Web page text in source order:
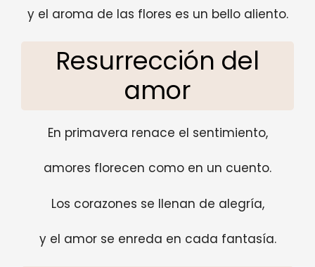
y el aroma de las flores es un bello aliento.
Resurrección del
amor
En primavera renace el sentimiento,
amores florecen como en un cuento.
Los corazones se llenan de alegría,
y el amor se enreda en cada fantasía.